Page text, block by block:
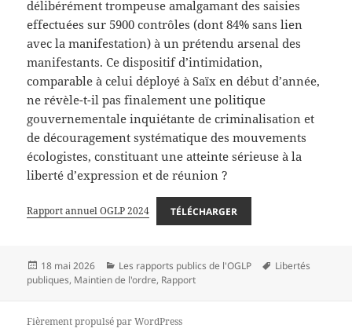
délibérément trompeuse amalgamant des saisies
effectuées sur 5900 contrôles (dont 84% sans lien
avec la manifestation) à un prétendu arsenal des
manifestants. Ce dispositif d’intimidation,
comparable à celui déployé à Saïx en début d’année,
ne révèle-t-il pas finalement une politique
gouvernementale inquiétante de criminalisation et
de découragement systématique des mouvements
écologistes, constituant une atteinte sérieuse à la
liberté d’expression et de réunion ?
Rapport annuel OGLP 2024 TÉLÉCHARGER
Publié
le
18 mai 2026 Catégories
Les rapports publics de l'OGLP
Mots-
Libertés
publiques, Maintien de l'ordre, Rapport
Fièrement propulsé par WordPress